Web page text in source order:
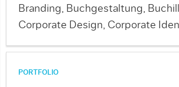
Branding, Buchgestaltung,
Corporate Design, Corporate
PORTFOLIO